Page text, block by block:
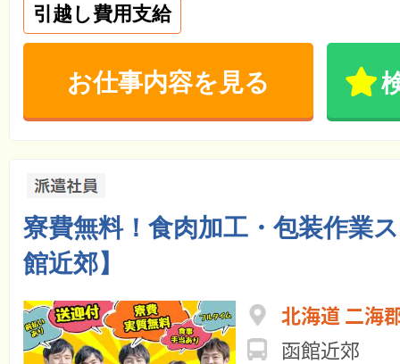
引越し費用支給
お仕事内容を見る
寮費無料！食肉加工・包装作業
館近郊】
北海道 二海
函館近郊